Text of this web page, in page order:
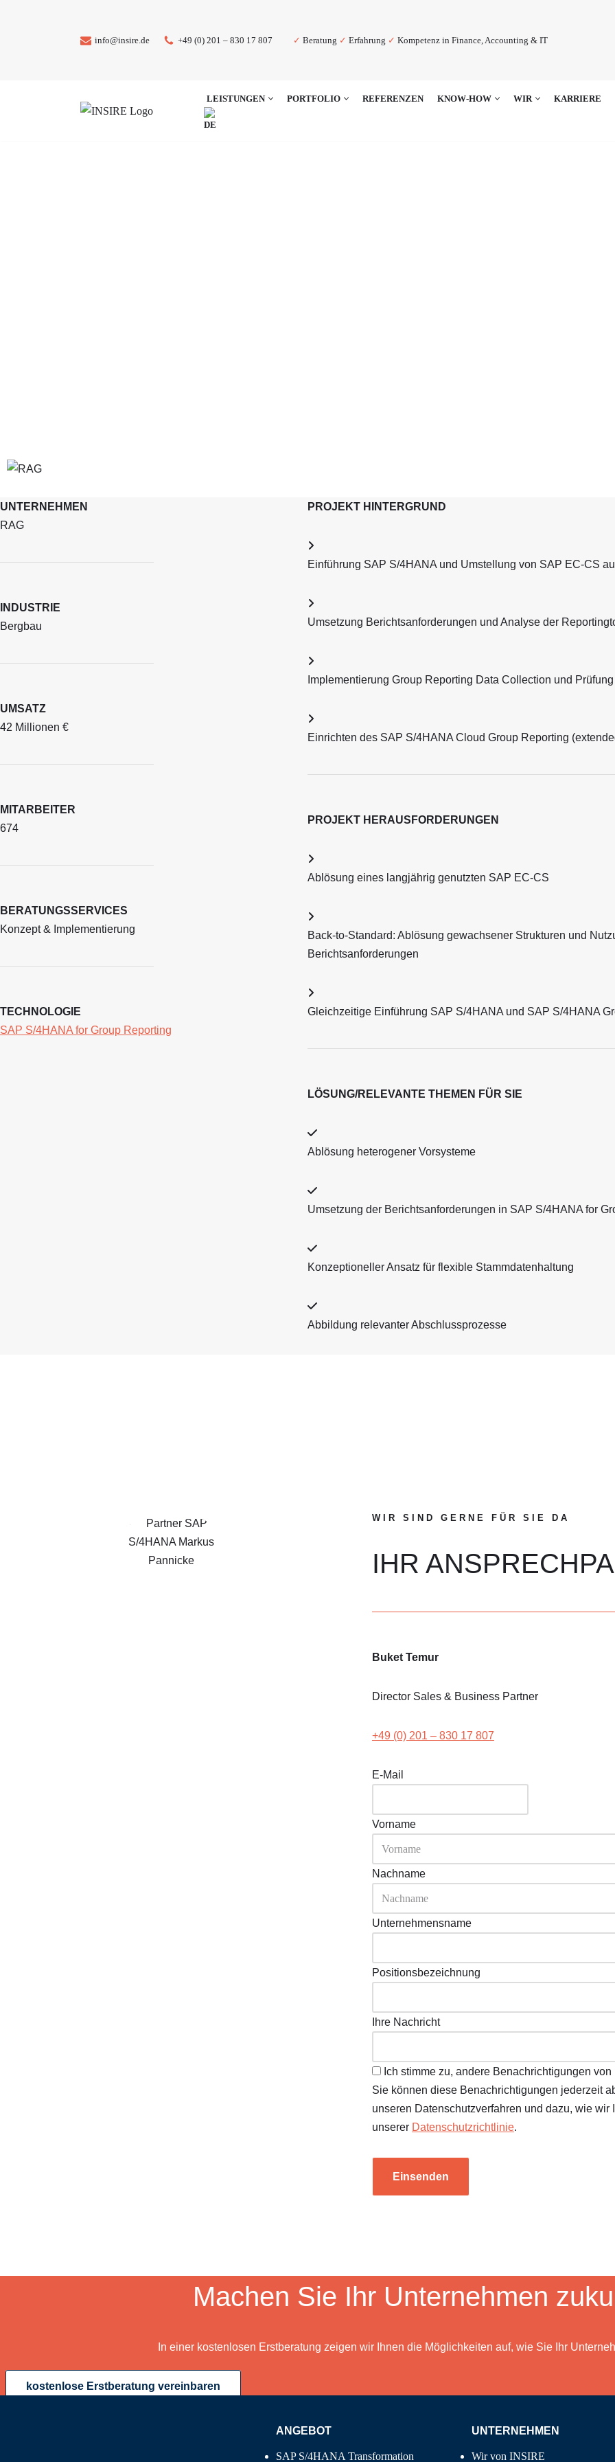
info@insire.de +49 (0) 201 – 830 17 807 ✓ Beratung ✓ Erfahrung ✓ Kompetenz in Finance, Accounting & IT
LEISTUNGEN PORTFOLIO REFERENZEN KNOW-HOW WIR KARRIERE
UNTERNEHMEN
RAG
INDUSTRIE
Bergbau
UMSATZ
42 Millionen €
MITARBEITER
674
BERATUNGSSERVICES
Konzept & Implementierung
TECHNOLOGIE
SAP S/4HANA for Group Reporting
PROJEKT HINTERGRUND
Einführung SAP S/4HANA und Umstellung von SAP EC-CS
Umsetzung Berichtsanforderungen und Analyse der
Implementierung Group Reporting Data Collection und
Einrichten des SAP S/4HANA Cloud Group Reporting
PROJEKT HERAUSFORDERUNGEN
Ablösung eines langjährig genutzten SAP EC-CS
Back-to-Standard: Ablösung gewachsener Strukturen und
Berichtsanforderungen
Gleichzeitige Einführung SAP S/4HANA und SAP S/4HANA
LÖSUNG/RELEVANTE THEMEN FÜR SIE
Ablösung heterogener Vorsysteme
Umsetzung der Berichtsanforderungen in SAP S/4HANA for
Konzeptioneller Ansatz für flexible Stammdatenhaltung
Abbildung relevanter Abschlussprozesse
WIR SIND GERNE FÜR SIE DA
IHR
Buket Temur
Director Sales & Business Partner
+49 (0) 201 – 830 17 807
E-Mail
Vorname
Nachname
Unternehmensname
Positionsbezeichnung
Ihre Nachricht
Ich stimme zu, andere Benachrichtigungen
Sie können diese Benachrichtigungen jederzeit
unseren Datenschutzverfahren und dazu, wie
unserer Datenschutzrichtlinie.
Einsenden
Machen Sie Ihr Unternehmen
In einer kostenlosen Erstberatung zeigen wir Ihnen die Möglichkeiten auf, wie Sie Ihr
kostenlose Erstberatung vereinbaren
ANGEBOT
SAP S/4HANA Transformation
UNTERNEHMEN
Wir von INSIRE